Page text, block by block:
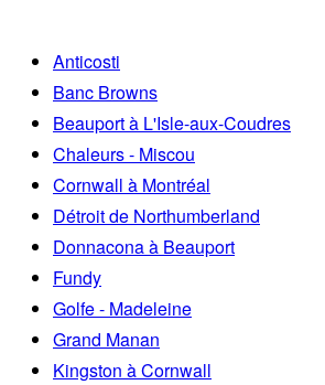
Anticosti
Banc Browns
Beauport à L'Isle-aux-Coudres
Chaleurs - Miscou
Cornwall à Montréal
Détroit de Northumberland
Donnacona à Beauport
Fundy
Golfe - Madeleine
Grand Manan
Kingston à Cornwall